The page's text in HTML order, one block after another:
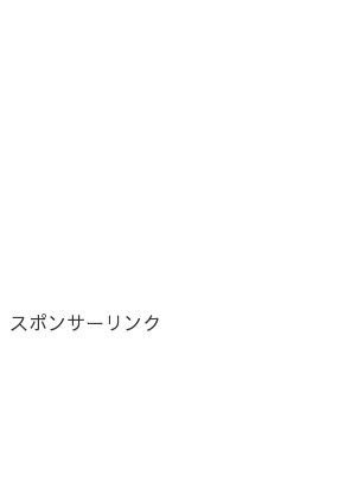
スポンサーリンク